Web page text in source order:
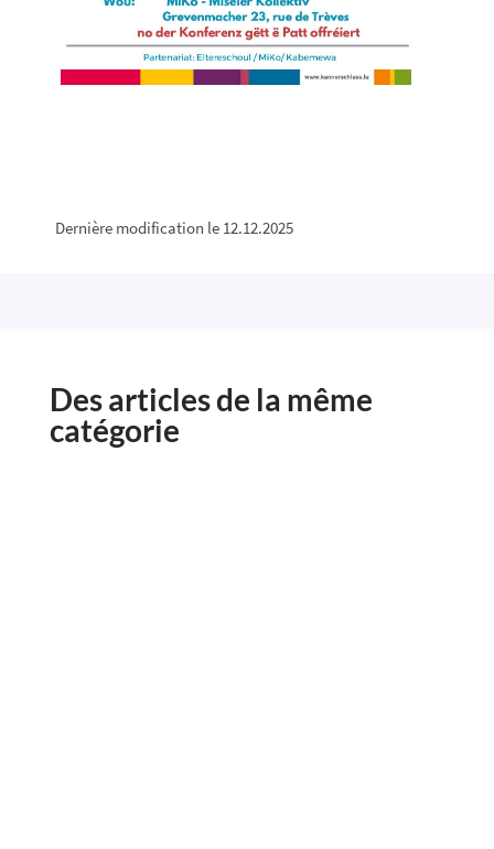
Dernière modification le 12.12.2025
Des articles de la même
catégorie